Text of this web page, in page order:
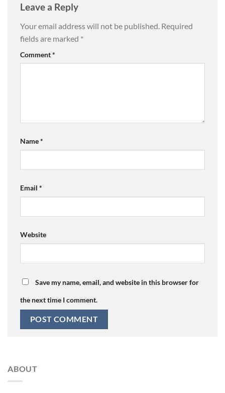
Leave a Reply
Your email address will not be published. Required
fields are marked *
Comment*
Name*
Email *
Website
Save my name, email, and website in this browser for
the next time I comment.
ABOUT